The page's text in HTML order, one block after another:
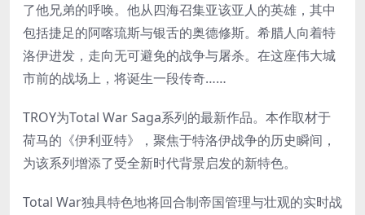
了他兄弟的呼唤。他从四海召集亚该亚人的英雄，其中
包括捷足的阿喀琉斯与银舌的奥德修斯。希腊人向着特
洛伊进发，走向无可避免的战争与屠杀。在这座伟大城
市前的战场上，将诞生一段传奇……
TROY为Total War Saga系列的最新作品。本作取材于
荷马的《伊利亚特》，聚焦于特洛伊战争的历史瞬间，
为该系列增添了受全新时代背景启发的新特色。
Total War独具特色地将回合制帝国管理与壮观的实时战